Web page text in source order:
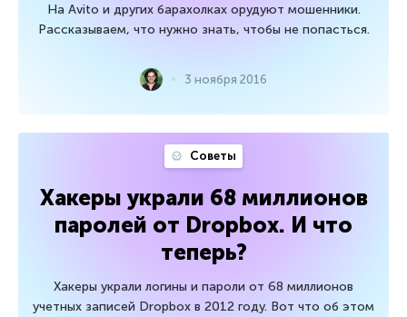
На Avito и других барахолках орудуют мошенники.
Рассказываем, что нужно знать, чтобы не попасться.
3 ноября 2016
Советы
Хакеры украли 68 миллионов
паролей от Dropbox. И что
теперь?
Хакеры украли логины и пароли от 68 миллионов
учетных записей Dropbox в 2012 году. Вот что об этом